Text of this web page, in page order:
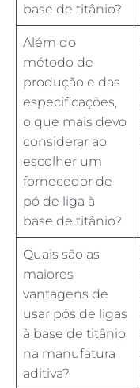
base de titânio?
Além do
método de
produção e das
especificações,
o que mais devo
considerar ao
escolher um
fornecedor de
pó de liga à
base de titânio?
Quais são as
maiores
vantagens de
usar pós de ligas
à base de titânio
na manufatura
aditiva?